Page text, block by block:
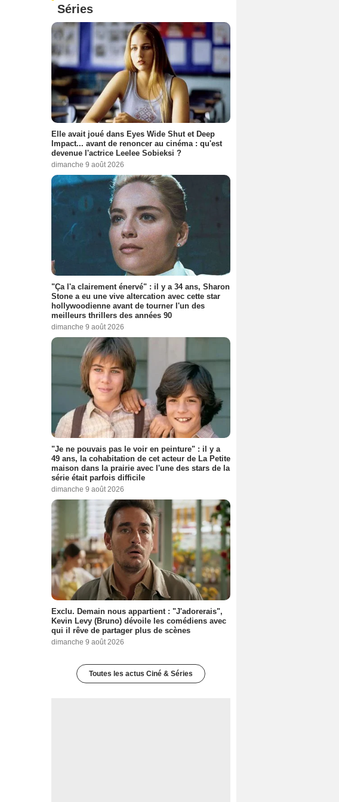
Séries
Elle avait joué dans Eyes Wide Shut et Deep
Impact... avant de renoncer au cinéma : qu'est
devenue l'actrice Leelee Sobieksi ?
dimanche 9 août 2026
"Ça l'a clairement énervé" : il y a 34 ans, Sharon
Stone a eu une vive altercation avec cette star
hollywoodienne avant de tourner l'un des
meilleurs thrillers des années 90
dimanche 9 août 2026
"Je ne pouvais pas le voir en peinture" : il y a
49 ans, la cohabitation de cet acteur de La Petite
maison dans la prairie avec l'une des stars de la
série était parfois difficile
dimanche 9 août 2026
Exclu. Demain nous appartient : "J'adorerais",
Kevin Levy (Bruno) dévoile les comédiens avec
qui il rêve de partager plus de scènes
dimanche 9 août 2026
Toutes les actus Ciné & Séries